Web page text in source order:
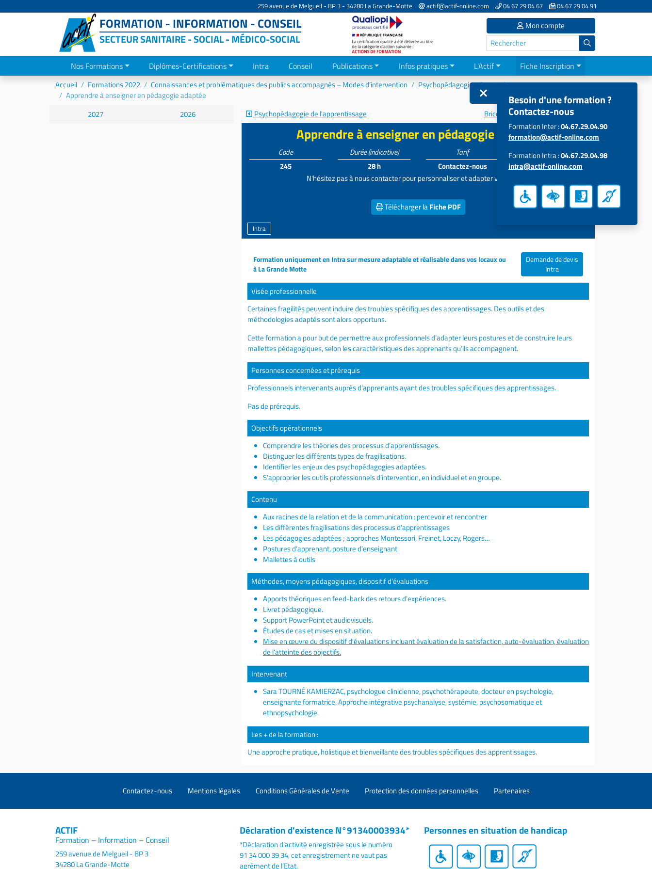
259 avenue de Melgueil - BP 3 - 34280 La Grande-Motte actif@actif-online.com 04 67 29 04 67 04 67 29 04 91
FORMATION - INFORMATION - CONSEIL
SECTEUR SANITAIRE - SOCIAL - MÉDICO-SOCIAL
Mon compte
Nos Formations Diplômes-Certifications Intra Conseil Publications Infos pratiques L'Actif Fiche Inscription
Accueil Formations 2022 Connaissances et problématiques des publics accompagnés – Modes d’intervention
Psychopédagogie - Apprentissages
Apprendre à enseigner en pédagogie adaptée
2027
2026 Psychopédagogie de l'apprentissage Bricolothérapie et troubles des...
Apprendre à enseigner en pédagogie adaptée
Code
245
Durée(indicative)
28 h
Tarif
Contactez-nous
Participants
5 à 15
N'hésitez pas à nous contacter pour personnaliser et adapter votre projet
Télécharger laFiche PDF
Intra
Formation uniquement en Intra sur mesure adaptable et réalisable dans vos locaux ou
à La Grande Motte
Demande de devis
Intra
Visée professionnelle
Certaines fragilités peuvent induire des troubles spécifiques des apprentissages. Des outils et des
méthodologies adaptés sont alors opportuns.
Cette formation a pour but de permettre aux professionnels d’adapter leurs postures et de construire leurs
mallettes pédagogiques, selon les caractéristiques des apprenants qu’ils accompagnent.
Personnes concernées et prérequis
Professionnels intervenants auprès d’apprenants ayant des troubles spécifiques des apprentissages.
Pas de prérequis.
Objectifs opérationnels
Comprendre les théories des processus d’apprentissages.
Distinguer les différents types de fragilisations.
Identifier les enjeux des psychopédagogies adaptées.
S’approprier les outils professionnels d’intervention, en individuel et en groupe.
Contenu
Aux racines de la relation et de la communication : percevoir et rencontrer
Les différentes fragilisations des processus d’apprentissages
Les pédagogies adaptées ; approches Montessori, Freinet, Loczy, Rogers…
Postures d’apprenant, posture d’enseignant
Mallettes à outils
Méthodes, moyens pédagogiques, dispositif d’évaluations
Apports théoriques en feed-back des retours d’expériences.
Livret pédagogique.
Support PowerPoint et audiovisuels.
Études de cas et mises en situation.
Mise en œuvre du dispositif d'évaluations incluant évaluation de la satisfaction, auto-évaluation, évaluation
de l'atteinte des objectifs.
Intervenant
Sara TOURNÉ KAMIERZAC, psychologue clinicienne, psychothérapeute, docteur en psychologie,
enseignante formatrice. Approche intégrative psychanalyse, systémie, psychosomatique et
ethnopsychologie.
Les + de la formation :
Une approche pratique, holistique et bienveillante des troubles spécifiques des apprentissages.
Contactez-nous Mentions légales Conditions Générales de Vente Protection des données personnelles Partenaires
ACTIF
Formation – Information – Conseil
259 avenue de Melgueil - BP 3
34280 La Grande-Motte
Déclaration d'existence N°91340003934*
*Déclaration d’activité enregistrée sous le numéro
91 34 000 39 34, cet enregistrement ne vaut pas
agrément de l’Etat.
Personnes en situation de handicap
Besoin d'une formation ?
Contactez-nous
Formation Inter :04.67.29.04.90
formation@actif-online.com
Formation Intra :04.67.29.04.98
intra@actif-online.com